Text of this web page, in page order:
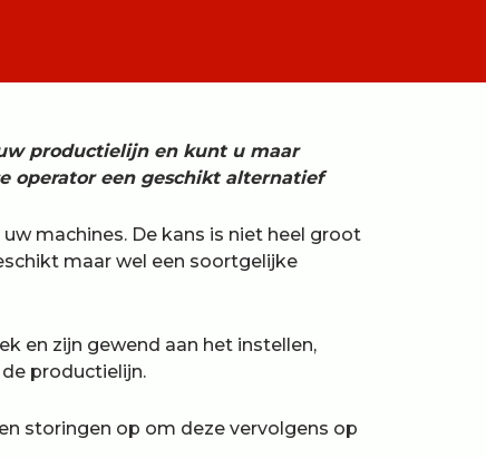
productielijn en kunt u maar
operator een geschikt alternatief
machines. De kans is niet heel groot
maar wel een soortgelijke
en zijn gewend aan het instellen,
productielijn.
storingen op om deze vervolgens op